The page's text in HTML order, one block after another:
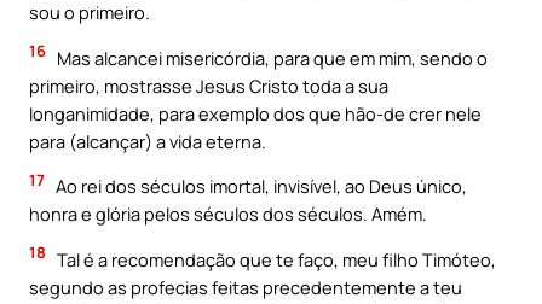
sou o primeiro.
16 Mas alcancei misericórdia, para que em mim, sendo o
primeiro, mostrasse Jesus Cristo toda a sua
longanimidade, para exemplo dos que hão-de crer nele
para (alcançar) a vida eterna.
17 Ao rei dos séculos imortal, invisível, ao Deus único,
honra e glória pelos séculos dos séculos. Amém.
18 Tal é a recomendação que te faço, meu filho Timóteo,
segundo as profecias feitas precedentemente a teu